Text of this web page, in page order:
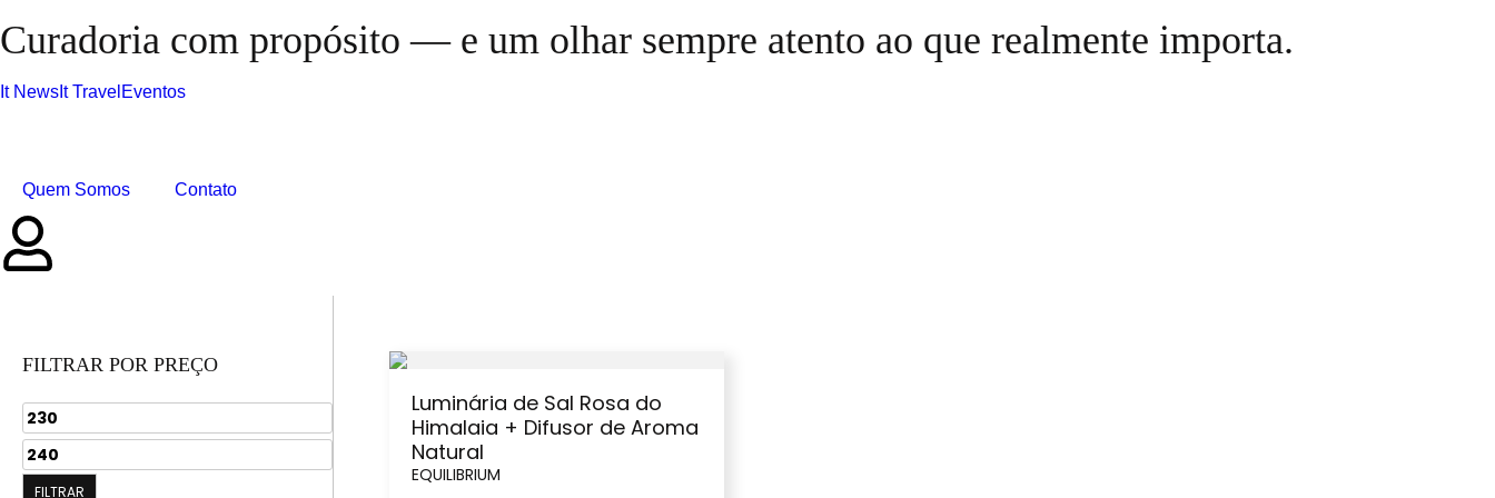
Curadoria com propósito — e um olhar sempre atento ao que realmente importa.
It News It Travel Eventos
Quem Somos Contato
FILTRAR POR PREÇO
FILTRAR
Luminária de Sal Rosa do
Himalaia + Difusor de Aroma
Natural
EQUILIBRIUM